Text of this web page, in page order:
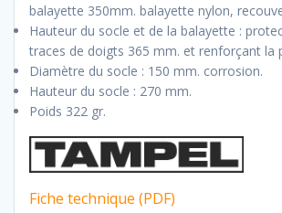
balayette 350mm. balayette nylon,
Hauteur du socle et de la balayette :
traces de doigts 365 mm. et renforçant la
Diamètre du socle : 150 mm. corrosion.
Hauteur du socle : 270 mm.
Poids 322 gr.
Fiche technique (PDF)